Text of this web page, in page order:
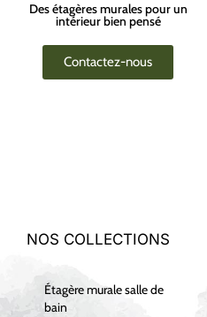
Des étagères murales pour un
intérieur bien pensé
Contactez-nous
NOS COLLECTIONS
Étagère murale salle de
bain